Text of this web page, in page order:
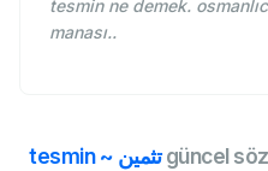
tesmin ne demek.
manası..
tesmin ~ تثمينgüncel